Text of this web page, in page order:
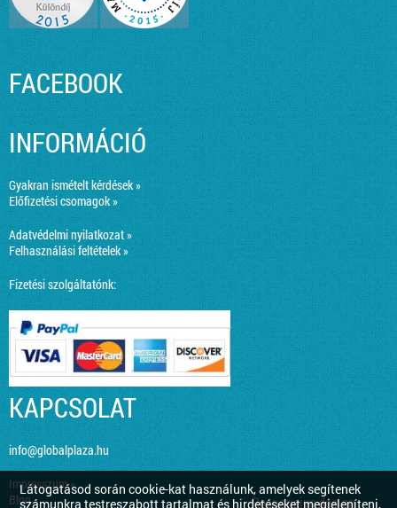
Látogatásod során cookie-kat használunk, amelyek segítenek
számunkra testreszabott tartalmat és hirdetéseket megjeleníteni,
FACEBOOK
INFORMÁCIÓ
Gyakran ismételt kérdések »
Előfizetési csomagok »
Adatvédelmi nyilatkozat »
Felhasználási feltételek »
Fizetési szolgáltatónk:
KAPCSOLAT
info@globalplaza.hu
Impresszum »
Blog »
Responsive design